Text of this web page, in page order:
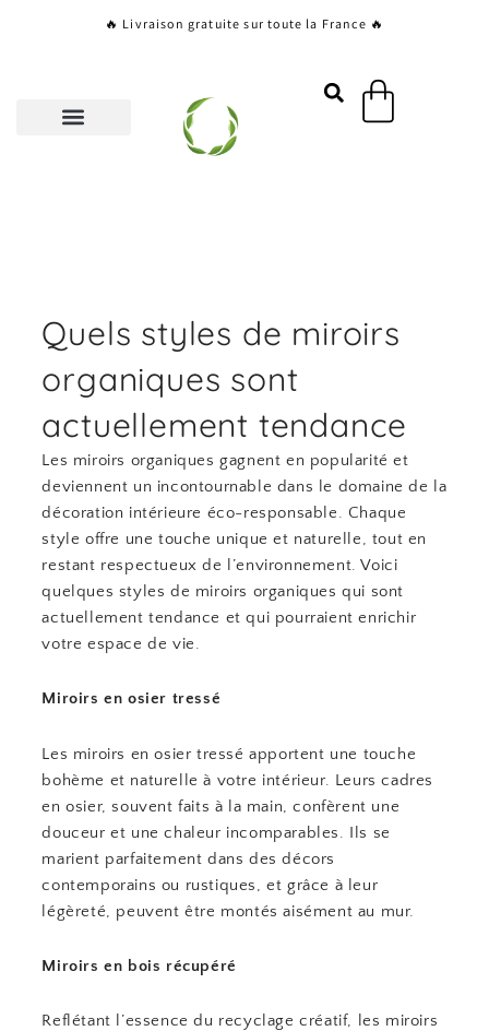
🔥 Livraison gratuite sur toute la France 🔥
Panier
Quels styles de miroirs
organiques sont
actuellement tendance
Les miroirs organiques gagnent en popularité et
deviennent un incontournable dans le domaine de la
décoration intérieure éco-responsable. Chaque
style offre une touche unique et naturelle, tout en
restant respectueux de l’environnement. Voici
quelques styles de miroirs organiques qui sont
actuellement tendance et qui pourraient enrichir
votre espace de vie.
Miroirs en osier tressé
Les miroirs en osier tressé apportent une touche
bohème et naturelle à votre intérieur. Leurs cadres
en osier, souvent faits à la main, confèrent une
douceur et une chaleur incomparables. Ils se
marient parfaitement dans des décors
contemporains ou rustiques, et grâce à leur
légèreté, peuvent être montés aisément au mur.
Miroirs en bois récupéré
Reflétant l’essence du recyclage créatif, les miroirs